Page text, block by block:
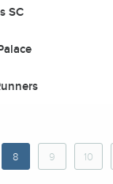
SC
8 9 10